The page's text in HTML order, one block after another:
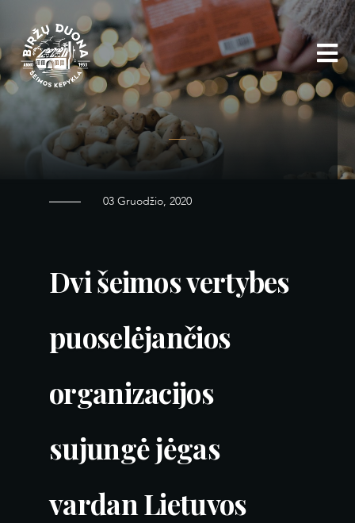
prie
turinio
03 Gruodžio, 2020
Dvi šeimos vertybes
puoselėjančios
organizacijos
sujungė jėgas
vardan Lietuvos